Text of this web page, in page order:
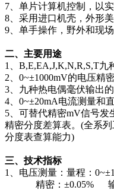
7、单片计算机控制，以实
8、采用进口机壳，外形
9、单手操作，野外和现
二、主要用途
1、B,E,EA,J,K,N,R,S,T九
2、0~±1000mV的电压精
3、九种热电偶毫伏输出的
4、0~±20mA电流测量和
5、可替代精密mV信号发
精密分度差算表。(全系
分度表查算能力)
三、技术指标
1、电压测量：量程：
精密：±0.05% 输